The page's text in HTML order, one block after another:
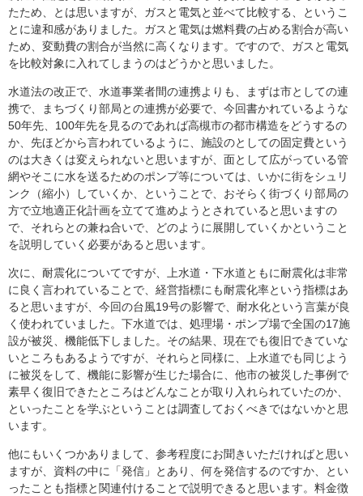
たため、とは思いますが、ガスと電気と並べて比較する、というこ
とに違和感がありました。ガスと電気は燃料費の占める割合が高い
ため、変動費の割合が当然に高くなります。ですので、ガスと電気
を比較対象に入れてしまうのはどうかと思いました。
水道法の改正で、水道事業者間の連携よりも、まずは市としての連
携で、まちづくり部局との連携が必要で、今回書かれているような
50年先、100年先を見るのであれば高槻市の都市構造をどうするの
か、先ほどから言われているように、施設のとしての固定費という
のは大きくは変えられないと思いますが、面として広がっている管
網やそこに水を送るためのポンプ等については、いかに街をシュリ
ンク（縮小）していくか、ということで、おそらく街づくり部局の
方で立地適正化計画を立てて進めようとされていると思いますの
で、それらとの兼ね合いで、どのように展開していくかということ
を説明していく必要があると思います。
次に、耐震化についてですが、上水道・下水道ともに耐震化は非常
に良く言われていることで、経営指標にも耐震化率という指標はあ
ると思いますが、今回の台風19号の影響で、耐水化という言葉が良
く使われていました。下水道では、処理場・ポンプ場で全国の17施
設が被災、機能低下しました。その結果、現在でも復旧できていな
いところもあるようですが、それらと同様に、上水道でも同じよう
に被災をして、機能に影響が生じた場合に、他市の被災した事例で
素早く復旧できたところはどんなことが取り入れられていたのか、
といったことを学ぶということは調査しておくべきではないかと思
います。
他にもいくつかありまして、参考程度にお聞きいただければと思い
ますが、資料の中に「発信」とあり、何を発信するのですか、とい
ったことも指標と関連付けることで説明できると思います。料金徴